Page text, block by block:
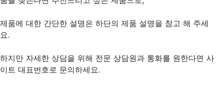
제품에 대한 간단한 설명은 하단의 제품 설명을 참고 해 주세
요.
하지만 자세한 상담을 위해 전문 상담원과 통화를 원한다면 사
이트 대표번호로 문의하세요.